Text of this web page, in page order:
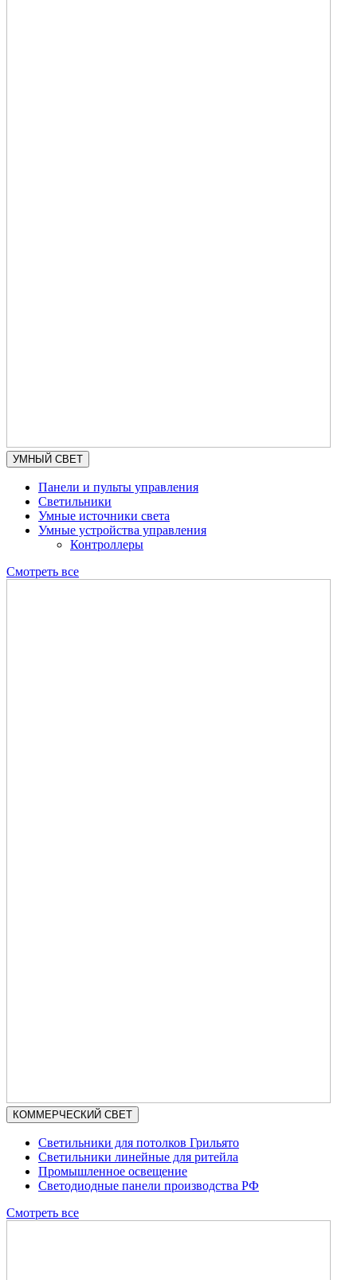
УМНЫЙ СВЕТ
Панели и пульты управления
Светильники
Умные источники света
Умные устройства управления
Контроллеры
Смотреть все
КОММЕРЧЕСКИЙ СВЕТ
Светильники для потолков Грильято
Светильники линейные для ритейла
Промышленное освещение
Светодиодные панели производства РФ
Смотреть все